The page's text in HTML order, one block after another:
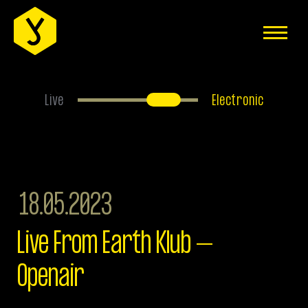
EVENTS
ANFAHRT
JOBS
IMPRESSUM
DATENSCHUTZERKLÄRUNG
Live Electronic
18.05.2023
Live From Earth Klub –
Openair